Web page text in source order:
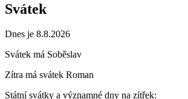
Svátek
Dnes je 8.8.2026
Svátek má Soběslav
Zítra má svátek Roman
Státní svátky a významné dny na zítřek: